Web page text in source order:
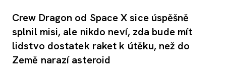
Crew Dragon od Space X sice úspěšně
splnil misi, ale nikdo neví, zda bude mít
lidstvo dostatek raket k útěku, než do
Země narazí asteroid